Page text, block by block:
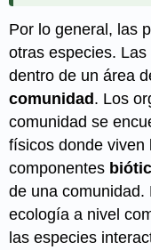
Por lo general, las
otras especies.
dentro de un área
comunidad. Los
comunidad se
físicos donde viven
componentes
de una
ecología a nivel
las especies